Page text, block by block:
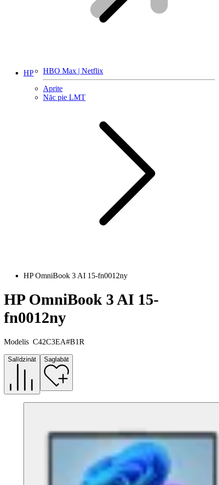
HBO Max | Netflix
Aprite
Nāc pie LMT
HP
HP OmniBook 3 AI 15-fn0012ny
HP OmniBook 3 AI 15-
fn0012ny
Modelis C42C3EA#B1R
Salīdzināt Saglabāt